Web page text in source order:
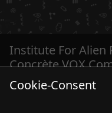
Institute For Alien
Concrète VOX
Misc
Cookie-Consent